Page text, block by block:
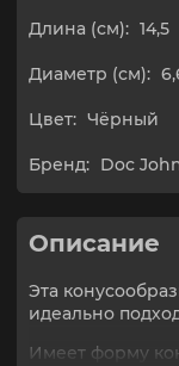
Длина (см): 14,5
Диаметр (см):
Цвет: Чёрный
Бренд: Doc
Описание
Эта
идеально
Имеет форму